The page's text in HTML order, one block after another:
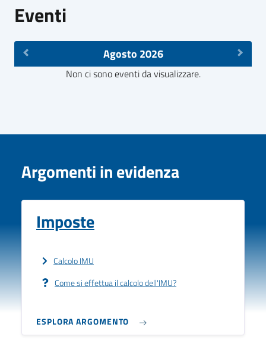
Eventi
Agosto 2026
Non ci sono eventi da visualizzare.
Argomenti in evidenza
Imposte
Calcolo IMU
Come si effettua il calcolo dell'IMU?
ESPLORA ARGOMENTO